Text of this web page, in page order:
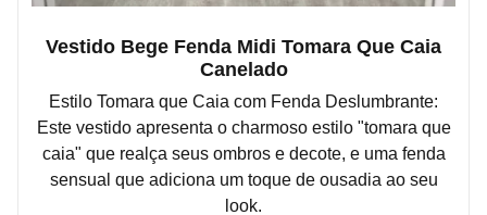
Vestido Bege Fenda Midi Tomara Que Caia
Canelado
Estilo Tomara que Caia com Fenda Deslumbrante:
Este vestido apresenta o charmoso estilo "tomara que
caia" que realça seus ombros e decote, e uma fenda
sensual que adiciona um toque de ousadia ao seu
look.